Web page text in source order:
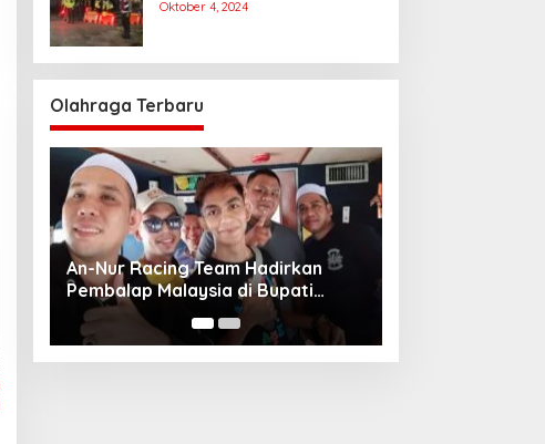
Kaltara Laksanakan Pam
Oktober 4, 2024
Olahraga Terbaru
Unggul Adu Pinalti, Gapindo FC
Menanti Penantang Selanjutnya di
Semifinal Bupati Cup 2024